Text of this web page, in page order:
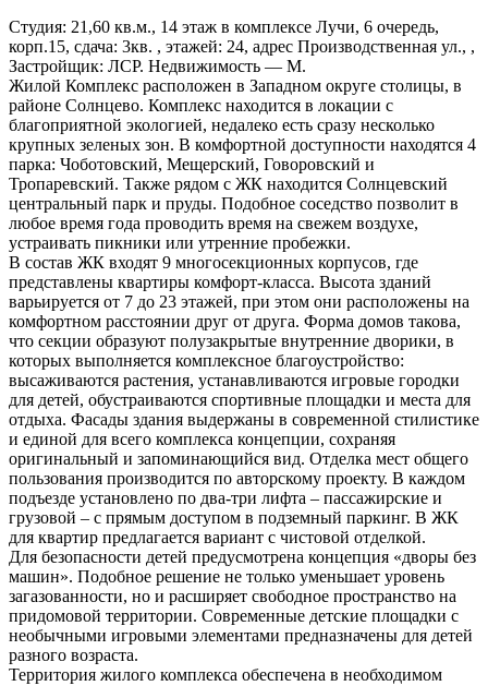
Студия: 21,60 кв.м., 14 этаж в комплексе Лучи, 6 очередь,
корп.15, сдача: 3кв. , этажей: 24, адрес Производственная ул., ,
Застройщик: ЛСР. Недвижимость — М.
Жилой Комплекс расположен в Западном округе столицы, в
районе Солнцево. Комплекс находится в локации с
благоприятной экологией, недалеко есть сразу несколько
крупных зеленых зон. В комфортной доступности находятся 4
парка: Чоботовский, Мещерский, Говоровский и
Тропаревский. Также рядом с ЖК находится Солнцевский
центральный парк и пруды. Подобное соседство позволит в
любое время года проводить время на свежем воздухе,
устраивать пикники или утренние пробежки.
В состав ЖК входят 9 многосекционных корпусов, где
представлены квартиры комфорт-класса. Высота зданий
варьируется от 7 до 23 этажей, при этом они расположены на
комфортном расстоянии друг от друга. Форма домов такова,
что секции образуют полузакрытые внутренние дворики, в
которых выполняется комплексное благоустройство:
высаживаются растения, устанавливаются игровые городки
для детей, обустраиваются спортивные площадки и места для
отдыха. Фасады здания выдержаны в современной стилистике
и единой для всего комплекса концепции, сохраняя
оригинальный и запоминающийся вид. Отделка мест общего
пользования производится по авторскому проекту. В каждом
подъезде установлено по два-три лифта – пассажирские и
грузовой – с прямым доступом в подземный паркинг. В ЖК
для квартир предлагается вариант с чистовой отделкой.
Для безопасности детей предусмотрена концепция «дворы без
машин». Подобное решение не только уменьшает уровень
загазованности, но и расширяет свободное пространство на
придомовой территории. Современные детские площадки с
необычными игровыми элементами предназначены для детей
разного возраста.
Территория жилого комплекса обеспечена в необходимом